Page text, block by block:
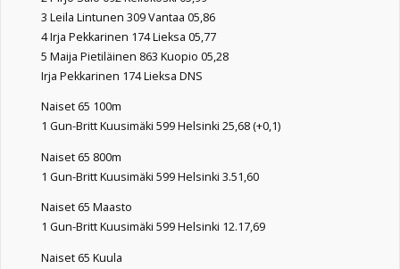
3 Leila Lintunen 309 Vantaa 05,86
4 Irja Pekkarinen 174 Lieksa 05,77
5 Maija Pietiläinen 863 Kuopio 05,28
Irja Pekkarinen 174 Lieksa DNS
Naiset 65 100m
1 Gun-Britt Kuusimäki 599 Helsinki 25,68 (+0,1)
Naiset 65 800m
1 Gun-Britt Kuusimäki 599 Helsinki 3.51,60
Naiset 65 Maasto
1 Gun-Britt Kuusimäki 599 Helsinki 12.17,69
Naiset 65 Kuula